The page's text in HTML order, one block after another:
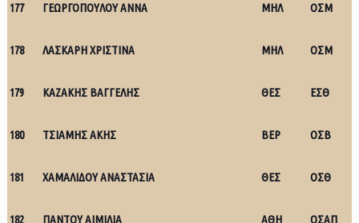
177 ΓΕΩΡΓΟΠΟΥΛΟΥ ΑΝΝΑ ΜΗΛ ΟΣΜ
178 ΛΑΣΚΑΡΗ ΧΡΙΣΤΙΝΑ ΜΗΛ ΟΣΜ
179 ΚΑΖΑΚΗΣ ΒΑΓΓΕΛΗΣ ΘΕΣ ΕΣΘ
180 ΤΣΙΑΜΗΣ ΑΚΗΣ ΒΕΡ ΟΣΒ
181 ΧΑΜΑΛΙΔΟΥ ΑΝΑΣΤΑΣΙΑ ΘΕΣ ΟΣΘ
182 ΠΑΝΤΟΥ ΑΙΜΙΛΙΑ ΑΘΗ ΟΣΑΠ